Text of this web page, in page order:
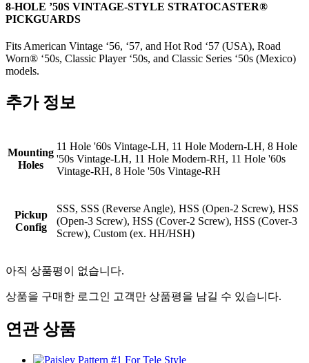
8-HOLE ’50S VINTAGE-STYLE STRATOCASTER®
PICKGUARDS
Fits American Vintage ‘56, ‘57, and Hot Rod ‘57 (USA), Road
Worn® ‘50s, Classic Player ‘50s, and Classic Series ‘50s (Mexico)
models.
추가 정보
Mounting
Holes
11 Hole '60s Vintage-LH, 11 Hole Modern-LH, 8 Hole
'50s Vintage-LH, 11 Hole Modern-RH, 11 Hole '60s
Vintage-RH, 8 Hole '50s Vintage-RH
Pickup
Config
SSS, SSS (Reverse Angle), HSS (Open-2 Screw), HSS
(Open-3 Screw), HSS (Cover-2 Screw), HSS (Cover-3
Screw), Custom (ex. HH/HSH)
아직 상품평이 없습니다.
상품을 구매한 로그인 고객만 상품평을 남길 수 있습니다.
연관 상품